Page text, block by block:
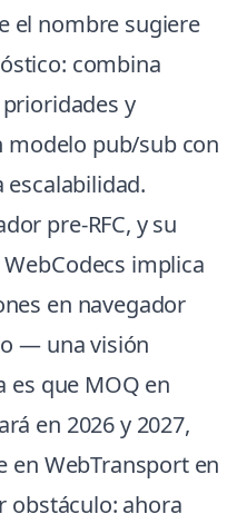
el nombre sugiere
combina
y
modelo pub/sub con
pre-RFC, y su
implica
en navegador
— una visión
es que MOQ en
en 2026 y 2027,
en WebTransport en
obstáculo: ahora